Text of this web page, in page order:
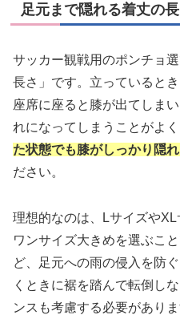
足元まで隠れる着丈の長
サッカー観戦用のポンチョ
長さ」です。立っていると
座席に座ると膝が出てしま
れになってしまうことがよ
た状態でも膝がしっかり隠
ださい。
理想的なのは、Lサイズや
ワンサイズ大きめを選ぶこ
ど、足元への雨の侵入を防
くときに裾を踏んで転倒し
ンスも考慮する必要がありま